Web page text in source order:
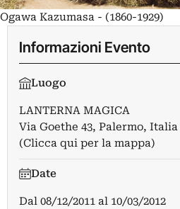
Ogawa Kazumasa - (1860-1929)
Informazioni Evento
Luogo
LANTERNA MAGICA
Via Goethe 43, Palermo, Italia
(Clicca qui per la mappa)
Date
Dal 08/12/2011 al 10/03/2012